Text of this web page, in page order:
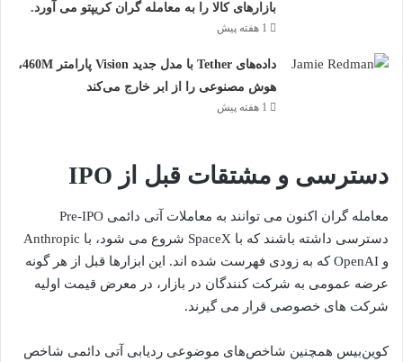
بازارهای کالا را به معامله گران کریپتو می آورد.
1 هفته پیش
داده‌های Tether با مدل جدید Vision پارامتر 460M،
هوش مصنوعی را از ابر خارج می‌کند
1 هفته پیش
دسترسی و مشتقات قبل از IPO
معامله گران اکنون می توانند به معاملات آتی دائمی Pre-IPO
دسترسی داشته باشند که با SpaceX شروع می شود، با Anthropic
و OpenAI که به زودی فهرست شده اند. این ابزارها قبل از هر گونه
عرضه عمومی به شرکت کنندگان در بازار، در معرض قیمت اولیه
شرکت های خصوصی قرار می گیرند.
کوین‌بیس همچنین شاخص‌های موضوعی ردیابی آتی دائمی شاخص